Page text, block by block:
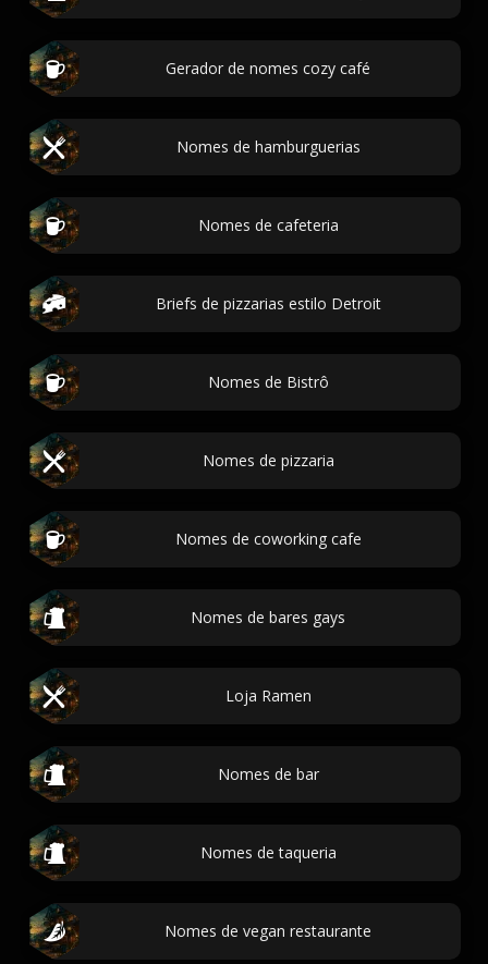
Gerador de nomes cozy café
Nomes de hamburguerias
Nomes de cafeteria
Briefs de pizzarias estilo Detroit
Nomes de Bistrô
Nomes de pizzaria
Nomes de coworking cafe
Nomes de bares gays
Loja Ramen
Nomes de bar
Nomes de taqueria
Nomes de vegan restaurante